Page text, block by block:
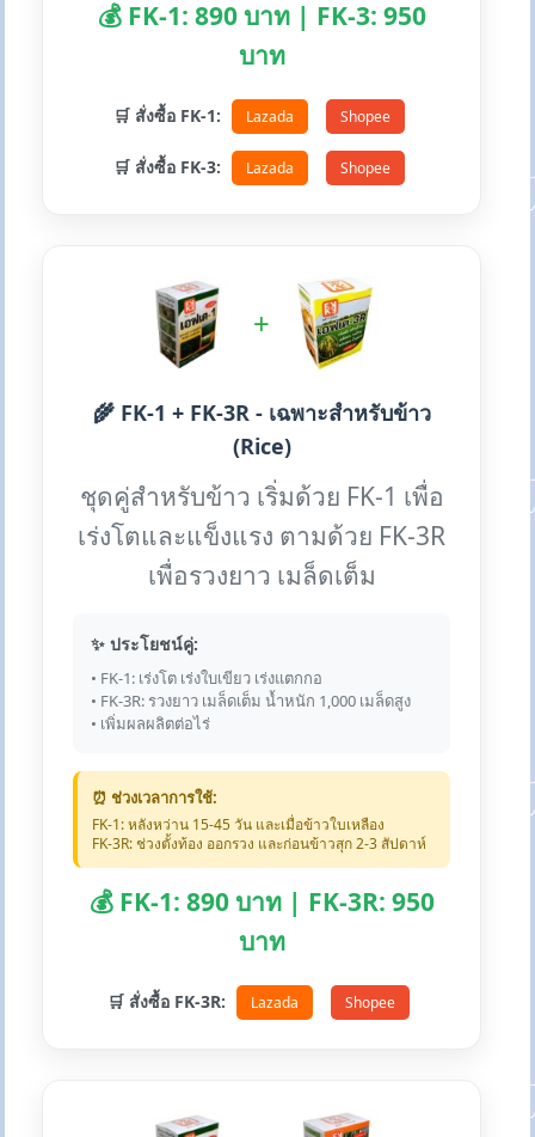
💰 FK-1: 890 บาท | FK-3: 950
บาท
🛒 สั่งซื้อ FK-1: Lazada Shopee
🛒 สั่งซื้อ FK-3: Lazada Shopee
+
🌾 FK-1 + FK-3R - เฉพาะสำหรับข้าว
(Rice)
ชุดคู่สำหรับข้าว เริ่มด้วย FK-1 เพื่อ
เร่งโตและแข็งแรง ตามด้วย FK-3R
เพื่อรวงยาว เมล็ดเต็ม
✨ ประโยชน์คู่:
• FK-1: เร่งโต เร่งใบเขียว เร่งแตกกอ
• FK-3R: รวงยาว เมล็ดเต็ม น้ำหนัก 1,000 เมล็ดสูง
• เพิ่มผลผลิตต่อไร่
⏰ ช่วงเวลาการใช้:
FK-1: หลังหว่าน 15-45 วัน และเมื่อข้าวใบเหลือง
FK-3R: ช่วงตั้งท้อง ออกรวง และก่อนข้าวสุก 2-3 สัปดาห์
💰 FK-1: 890 บาท | FK-3R: 950
บาท
🛒 สั่งซื้อ FK-3R: Lazada Shopee